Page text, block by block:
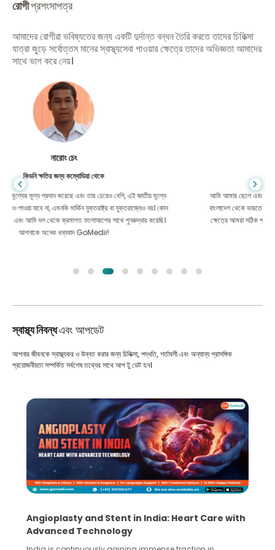
রোগীপ্রশংসাপত্র
আমাদের রোগীরা ভবিষ্যতের জন্য একটি দুর্দান্ত বন্ধন তৈরি করতে তাদের চিকিত্সা
যাত্রা জুড়ে সর্বোত্তম মানের স্বাস্থ্যসেবা পাওয়ার ক্ষেত্রে তাদের অভিজ্ঞতা আমাদের
সাথে ভাগ করে নেয়।
গ্যাস্ট্রোএন্টারোলজির জন্য বাংলাদেশ থেকে
আমি আমার ছেলে এবং GoMedii-এর উজ্জ্বল দলকে ধন্যবাদ জানাই যারা চিকিৎসার জন্য
বাংলাদেশ থেকে ভারতে আমার যাত্রায় আমাকে সাহায্য করেছিল। GoMedii বেছে নেওয়ার
ক্ষেত্রে আমরা সঠিক পছন্দ করেছি। চিকিৎসার পরও তারা আমাদের সঙ্গে দারুণ বন্ধন রেখেছেন
স্বাস্থ্য নিবন্ধএবং আপডেট
আপনার জীবনকে স্বাস্থ্যকর ও উন্নত করার জন্য চিকিত্সা, পদ্ধতি, শর্তাবলী এবং অন্যান্য প্রাসঙ্গিক
প্রয়োজনীয়তা সম্পর্কিত সর্বশেষ তথ্যের সাথে আপ টু ডেট হন।
Angioplasty and Stent in India: Heart Care with
Advanced Technology